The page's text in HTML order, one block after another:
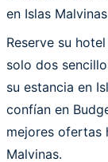
en Islas
Reserve su
solo dos
su estancia en
confían en
mejores ofertas
Malvinas.